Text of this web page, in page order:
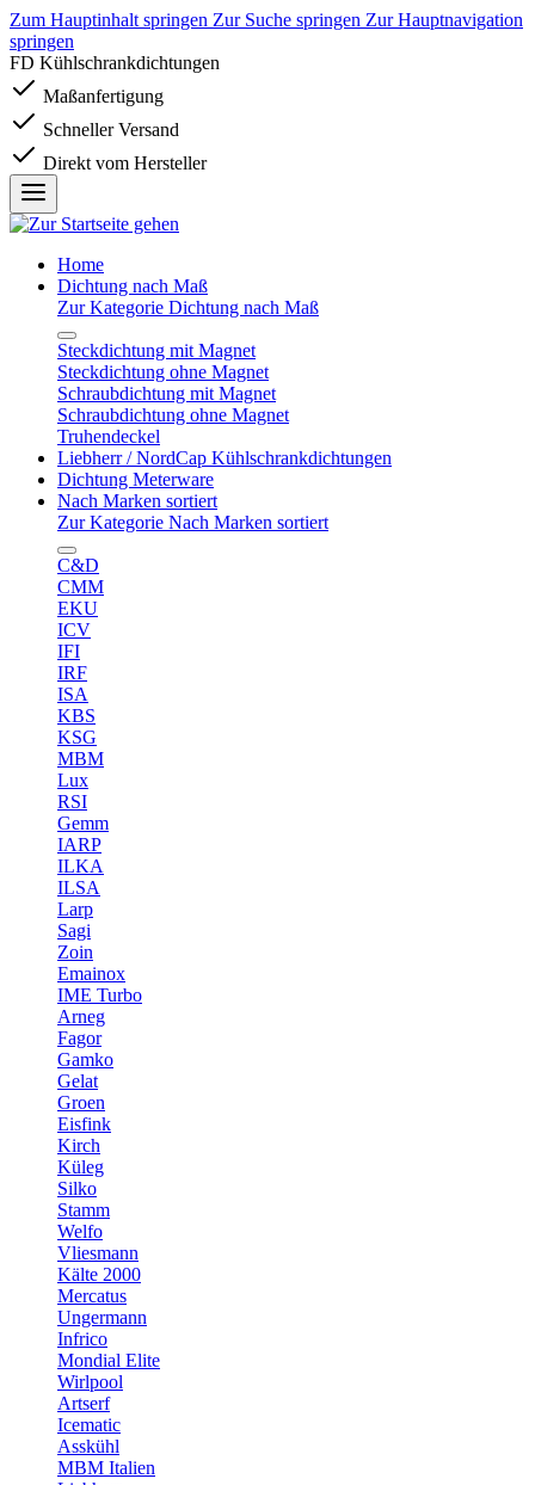
Zum Hauptinhalt springen Zur Suche springen Zur Hauptnavigation
springen
FD Kühlschrankdichtungen
Maßanfertigung
Schneller Versand
Direkt vom Hersteller
Home
Dichtung nach Maß
Zur Kategorie Dichtung nach Maß
Steckdichtung mit Magnet
Steckdichtung ohne Magnet
Schraubdichtung mit Magnet
Schraubdichtung ohne Magnet
Truhendeckel
Liebherr / NordCap Kühlschrankdichtungen
Dichtung Meterware
Nach Marken sortiert
Zur Kategorie Nach Marken sortiert
C&D
CMM
EKU
ICV
IFI
IRF
ISA
KBS
KSG
MBM
Lux
RSI
Gemm
IARP
ILKA
ILSA
Larp
Sagi
Zoin
Emainox
IME Turbo
Arneg
Fagor
Gamko
Gelat
Groen
Eisfink
Kirch
Küleg
Silko
Stamm
Welfo
Vliesmann
Kälte 2000
Mercatus
Ungermann
Infrico
Mondial Elite
Wirlpool
Artserf
Icematic
Asskühl
MBM Italien